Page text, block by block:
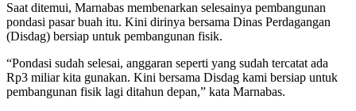
Saat ditemui, Marnabas membenarkan selesainya pembangunan
pondasi pasar buah itu. Kini dirinya bersama Dinas Perdagangan
(Disdag) bersiap untuk pembangunan fisik.
“Pondasi sudah selesai, anggaran seperti yang sudah tercatat ada
Rp3 miliar kita gunakan. Kini bersama Disdag kami bersiap untuk
pembangunan fisik lagi ditahun depan,” kata Marnabas.